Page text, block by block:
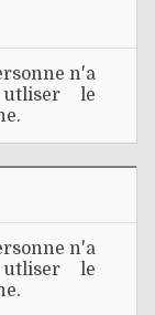
n'a
utliser le
n'a
utliser le